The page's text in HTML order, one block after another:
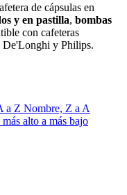
de cápsulas en
y en pastilla, bombas
con cafeteras
De'Longhi y Philips.
a Z Nombre, Z a A
alto a más bajo